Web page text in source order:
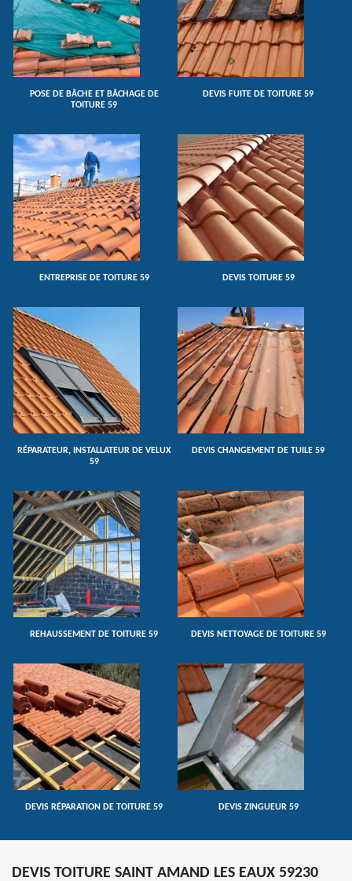
POSE DE BÂCHE ET BÂCHAGE DE
TOITURE 59
DEVIS FUITE DE TOITURE 59
ENTREPRISE DE TOITURE 59 DEVIS TOITURE 59
RÉPARATEUR, INSTALLATEUR DE VELUX
59
DEVIS CHANGEMENT DE TUILE 59
REHAUSSEMENT DE TOITURE 59 DEVIS NETTOYAGE DE TOITURE 59
DEVIS RÉPARATION DE TOITURE 59 DEVIS ZINGUEUR 59
DEVIS TOITURE SAINT AMAND LES EAUX 59230